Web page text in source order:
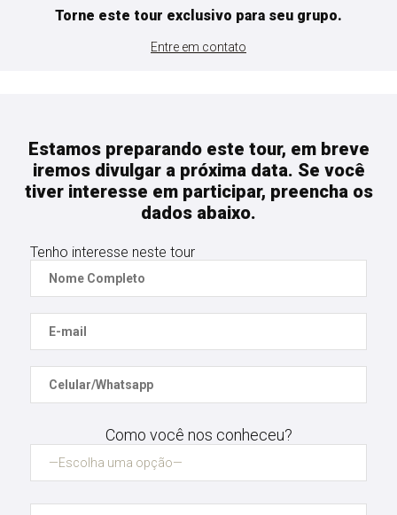
Torne este tour exclusivo para seu grupo.
Entre em contato
Estamos preparando este tour, em breve
iremos divulgar a próxima data. Se você
tiver interesse em participar, preencha os
dados abaixo.
Tenho interesse neste tour
Como você nos conheceu?